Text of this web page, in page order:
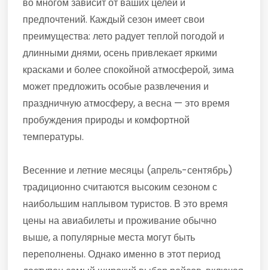
предпочтений. Каждый сезон имеет свои
преимущества: лето радует теплой погодой и
длинными днями, осень привлекает яркими
красками и более спокойной атмосферой, зима
может предложить особые развлечения и
праздничную атмосферу, а весна — это время
пробуждения природы и комфортной
температуры.
Весенние и летние месяцы (апрель-сентябрь)
традиционно считаются высоким сезоном с
наибольшим наплывом туристов. В это время
цены на авиабилеты и проживание обычно
выше, а популярные места могут быть
переполнены. Однако именно в этот период